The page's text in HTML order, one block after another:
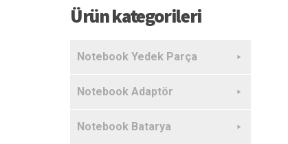
Ürün kategorileri
Notebook Yedek Parça
Notebook Adaptör
Notebook Batarya